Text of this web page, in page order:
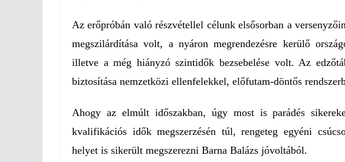
Az erőpróbán való részvétellel célunk elsősorban a
megszilárdítása volt, a nyáron megrendezésre kerülő
illetve a még hiányzó szintidők bezsebelése volt. Az
biztosítása nemzetközi ellenfelekkel, előfutam-döntős
Ahogy az elmúlt időszakban, úgy most is parádés
kvalifikációs idők megszerzésén túl, rengeteg egyéni
helyet is sikerült megszerezni Barna Balázs jóvoltából.